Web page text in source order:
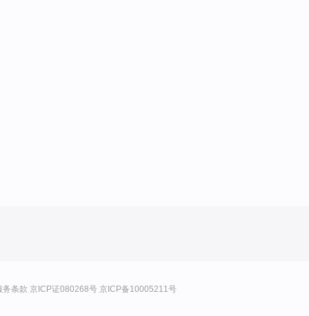
务条款 京ICP证080268号 京ICP备10005211号